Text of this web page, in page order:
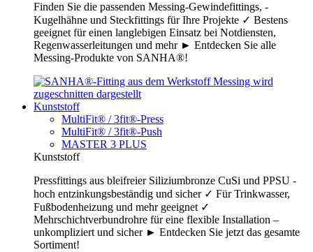
Finden Sie die passenden Messing-Gewindefittings, -
Kugelhähne und Steckfittings für Ihre Projekte ✓ Bestens
geeignet für einen langlebigen Einsatz bei Notdiensten,
Regenwasserleitungen und mehr ► Entdecken Sie alle
Messing-Produkte von SANHA®!
Kunststoff
MultiFit® / 3fit®-Press
MultiFit® / 3fit®-Push
MASTER 3 PLUS
Kunststoff
Pressfittings aus bleifreier Siliziumbronze CuSi und PPSU -
hoch entzinkungsbeständig und sicher ✓ Für Trinkwasser,
Fußbodenheizung und mehr geeignet ✓
Mehrschichtverbundrohre für eine flexible Installation –
unkompliziert und sicher ► Entdecken Sie jetzt das gesamte
Sortiment!